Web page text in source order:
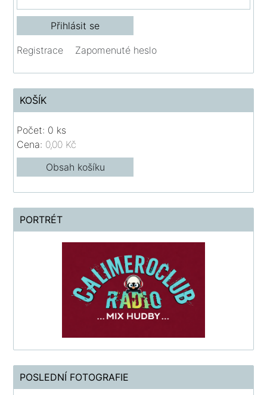
Registrace Zapomenuté heslo
KOŠÍK
Počet: 0 ks
Cena: 0,00 Kč
Obsah košíku
PORTRÉT
POSLEDNÍ FOTOGRAFIE